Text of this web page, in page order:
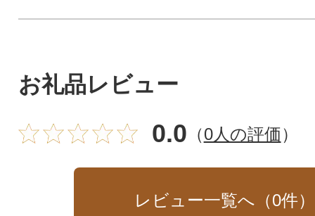
お礼品レビュー
0.0 （0人の評価）
レビュー一覧へ（0件）